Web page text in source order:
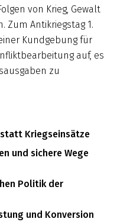
von Krieg, Gewalt
Zum Antikriegstag 1.
Kund­gebung für
auf, es
zu
Kriegseinsätze
und sichere Wege
Politik der
und Konversion